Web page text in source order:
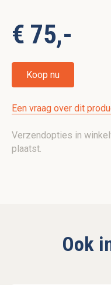
€ 75,-
Koop nu
Een vraag over dit
Verzendopties in
plaatst.
Ook